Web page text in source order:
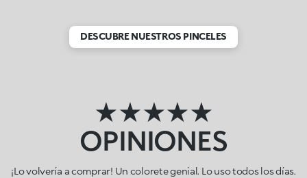
DESCUBRE NUESTROS PINCELES
★★★★★
OPINIONES
¡Lo volvería a comprar! Un colorete genial. Lo uso todos los días.